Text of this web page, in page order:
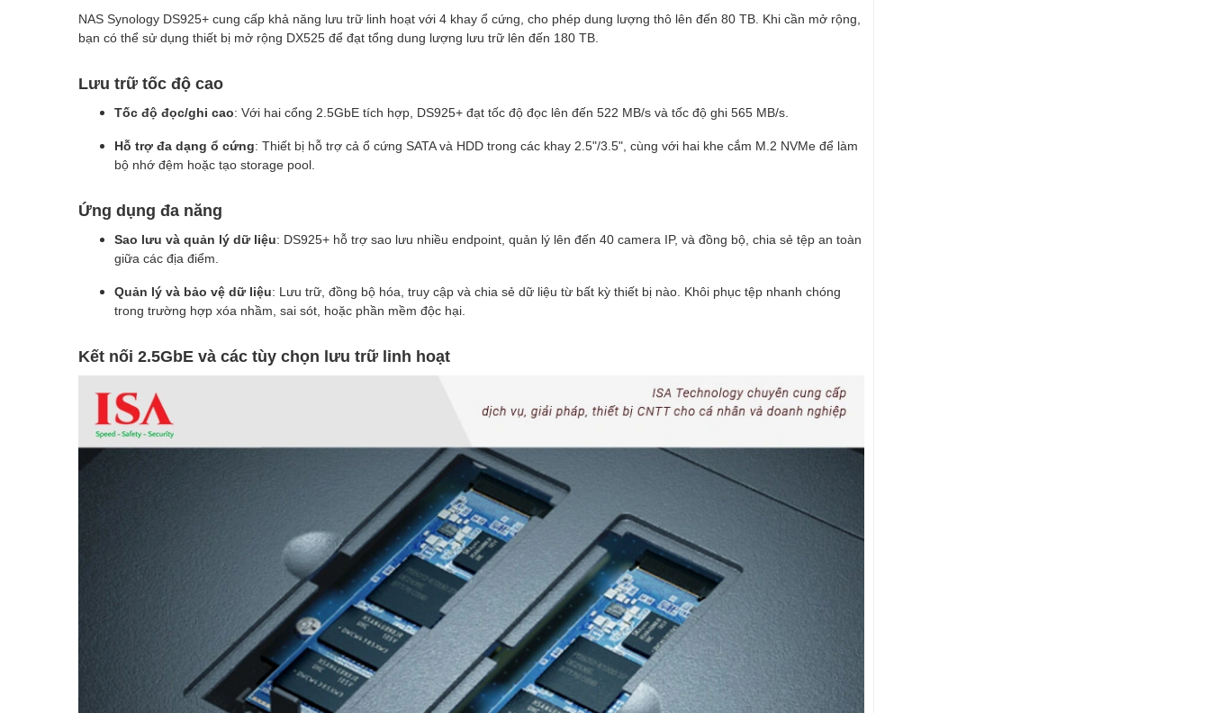
NAS Synology DS925+ cung cấp khả năng lưu trữ linh hoạt với 4 khay ổ cứng, cho phép dung lượng thô lên đến 80 TB. Khi cần mở rộng,
bạn có thể sử dụng thiết bị mở rộng DX525 để đạt tổng dung lượng lưu trữ lên đến 180 TB.
Lưu trữ tốc độ cao
Tốc độ đọc/ghi cao: Với hai cổng 2.5GbE tích hợp, DS925+ đạt tốc độ đọc lên đến 522 MB/s và tốc độ ghi 565 MB/s.
Hỗ trợ đa dạng ổ cứng: Thiết bị hỗ trợ cả ổ cứng SATA và HDD trong các khay 2.5"/3.5", cùng với hai khe cắm M.2 NVMe để làm
bộ nhớ đệm hoặc tạo storage pool.
Ứng dụng đa năng
Sao lưu và quản lý dữ liệu: DS925+ hỗ trợ sao lưu nhiều endpoint, quản lý lên đến 40 camera IP, và đồng bộ, chia sẻ tệp an toàn
giữa các địa điểm.
Quản lý và bảo vệ dữ liệu: Lưu trữ, đồng bộ hóa, truy cập và chia sẻ dữ liệu từ bất kỳ thiết bị nào. Khôi phục tệp nhanh chóng
trong trường hợp xóa nhầm, sai sót, hoặc phần mềm độc hại.
Kết nối 2.5GbE và các tùy chọn lưu trữ linh hoạt